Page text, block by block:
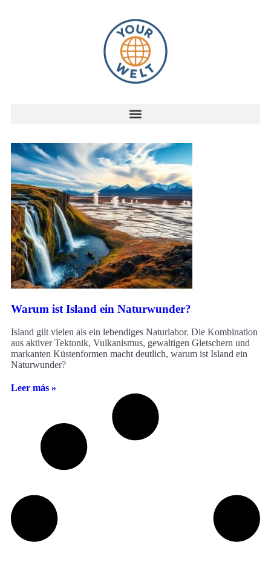
Warum ist Island ein Naturwunder?
Island gilt vielen als ein lebendiges Naturlabor. Die Kombination
aus aktiver Tektonik, Vulkanismus, gewaltigen Gletschern und
markanten Küstenformen macht deutlich, warum ist Island ein
Naturwunder?
Leer más »